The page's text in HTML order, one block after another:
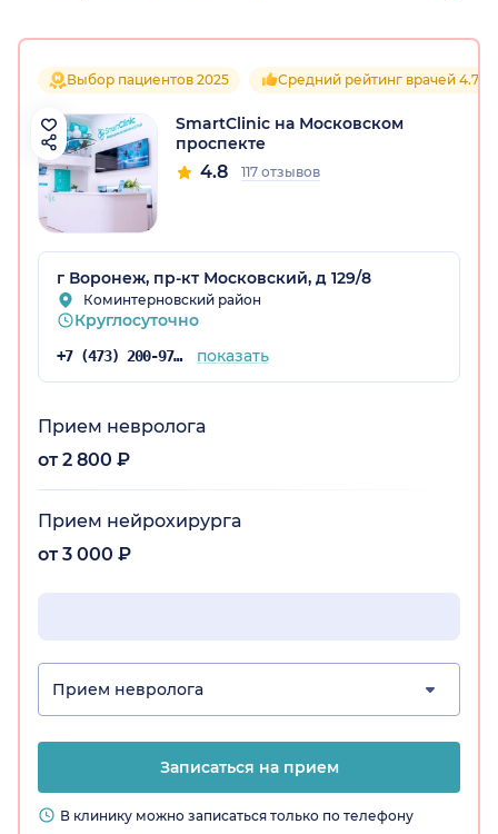
Выбор пациентов 2025 Средний рейтинг врачей 4.7
SmartClinic на Московском
проспекте
4.8 117 отзывов
г Воронеж, пр-кт Московский, д 129/8
Коминтерновский район
Круглосуточно
+7 (473) 200-97-34 показать
Прием невролога
от 2 800 ₽
Прием нейрохирурга
от 3 000 ₽
Прием невролога
Записаться на прием
В клинику можно записаться только по телефону